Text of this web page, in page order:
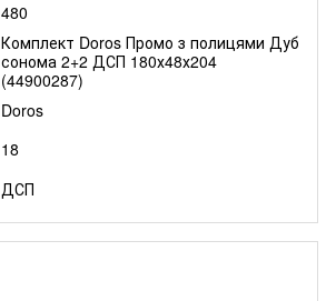
480
Комплект Doros Промо з полицями Дуб
сонома 2+2 ДСП 180х48х204
(44900287)
Doros
18
ДСП